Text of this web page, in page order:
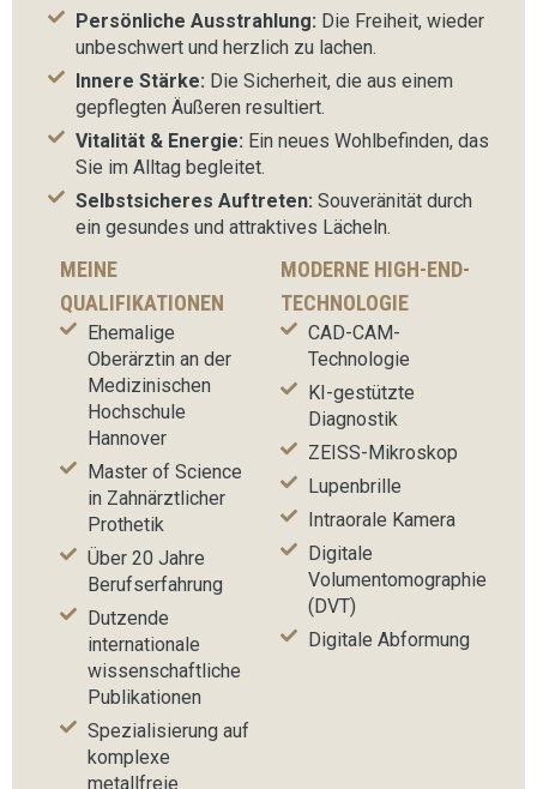
Persönliche Ausstrahlung: Die Freiheit, wieder
unbeschwert und herzlich zu lachen.
Innere Stärke: Die Sicherheit, die aus einem
gepflegten Äußeren resultiert.
Vitalität & Energie: Ein neues Wohlbefinden, das
Sie im Alltag begleitet.
Selbstsicheres Auftreten: Souveränität durch
ein gesundes und attraktives Lächeln.
MEINE
QUALIFIKATIONEN
Ehemalige
Oberärztin an der
Medizinischen
Hochschule
Hannover
Master of Science
in Zahnärztlicher
Prothetik
Über 20 Jahre
Berufserfahrung
Dutzende
internationale
wissenschaftliche
Publikationen
Spezialisierung auf
komplexe
metallfreie
MODERNE HIGH-END-
TECHNOLOGIE
CAD-CAM-
Technologie
KI-gestützte
Diagnostik
ZEISS-Mikroskop
Lupenbrille
Intraorale Kamera
Digitale
Volumentomographie
(DVT)
Digitale Abformung